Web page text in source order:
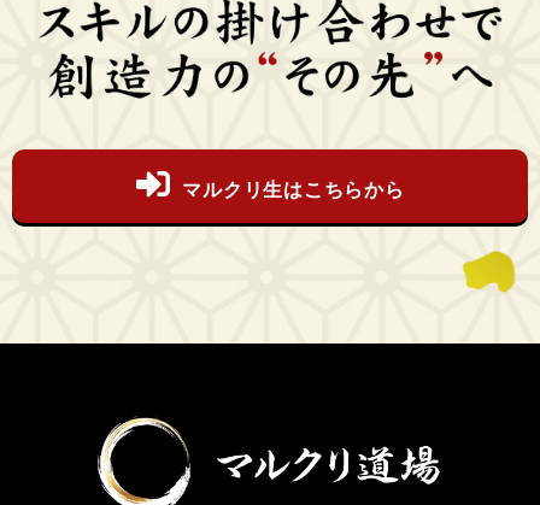
マルクリ生はこちらから